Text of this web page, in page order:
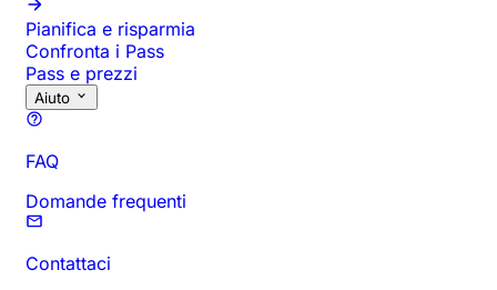
Pianifica e risparmia
Confronta i Pass
Pass e prezzi
Aiuto
FAQ
Domande frequenti
Contattaci